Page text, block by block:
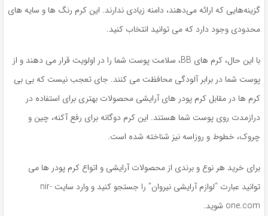
گزینه‌هایی که ارائه می‌دهند، دامنه زیادی ندارند. این کرم رنگ ها و سایه های
محدودی وجود دارد که می توانید انتخاب کنید.
با این حال، کرم های BB، سلامت پوست شما را در اولویت قرار می دهند و از
پوست شما در برابر آلودگی محافظت می کنند. جای تعجب نیست که بی بی
کرم ها در مقابل کرم پودر های آرایشی محصولات بهتری برای استفاده در
درازمدت روی پوست شما هستند. این کرم دوگانه برای رفع آکنه، چین و
چروک، خطوط و روزاسه نیز شناخته شده است.
برای خرید هر نوع و برندی از محصولات آرایشی و اتواع کرم پودر ها می
توانید عبارت “لوازم آرایشی نیروان” را جستجو کنید و وارد سایت nir-
one.com شوید.